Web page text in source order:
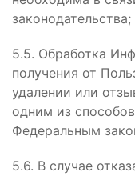
законодательства;
5.5. Обработка
получения от
удалении или
одним из
Федеральным
5.6. В случае